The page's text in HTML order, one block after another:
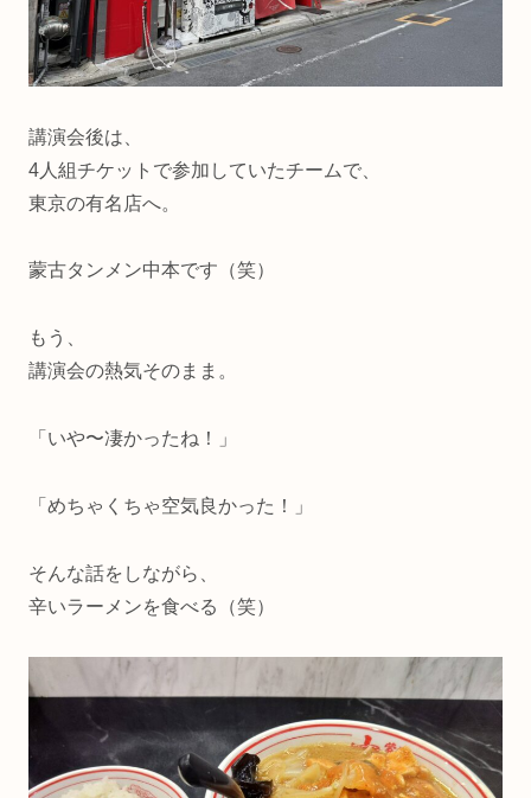
講演会後は、
4人組チケットで参加していたチームで、
東京の有名店へ。
蒙古タンメン中本です（笑）
もう、
講演会の熱気そのまま。
「いや〜凄かったね！」
「めちゃくちゃ空気良かった！」
そんな話をしながら、
辛いラーメンを食べる（笑）